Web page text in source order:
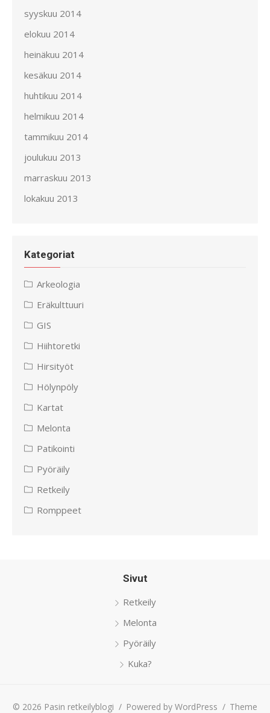
syyskuu 2014
elokuu 2014
heinäkuu 2014
kesäkuu 2014
huhtikuu 2014
helmikuu 2014
tammikuu 2014
joulukuu 2013
marraskuu 2013
lokakuu 2013
Kategoriat
Arkeologia
Eräkulttuuri
GIS
Hiihtoretki
Hirsityöt
Hölynpöly
Kartat
Melonta
Patikointi
Pyöräily
Retkeily
Romppeet
Sivut
Retkeily
Melonta
Pyöräily
Kuka?
© 2026 Pasin retkeilyblogi / Powered by WordPress / Theme